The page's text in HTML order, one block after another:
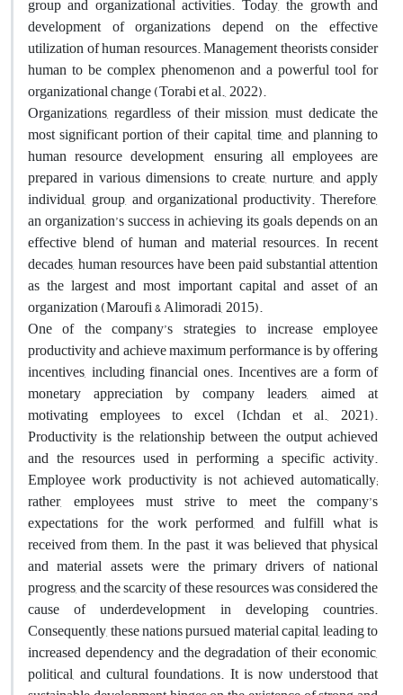
development of organizations depend on the effective
utilization of human resources. Management theorists consider
human to be complex phenomenon and a powerful tool for
organizational change (Torabi et al., 2022).
Organizations, regardless of their mission, must dedicate the
most significant portion of their capital, time, and planning to
human resource development, ensuring all employees are
prepared in various dimensions to create, nurture, and apply
individual, group, and organizational productivity. Therefore,
an organization’s success in achieving its goals depends on an
effective blend of human and material resources. In recent
decades, human resources have been paid substantial attention
as the largest and most important capital and asset of an
organization (Maroufi & Alimoradi, 2015).
One of the company’s strategies to increase employee
productivity and achieve maximum performance is by offering
incentives, including financial ones. Incentives are a form of
monetary appreciation by company leaders, aimed at
motivating employees to excel (Ichdan et al., 2021).
Productivity is the relationship between the output achieved
and the resources used in performing a specific activity.
Employee work productivity is not achieved automatically;
rather, employees must strive to meet the company’s
expectations for the work performed, and fulfill what is
received from them. In the past, it was believed that physical
and material assets were the primary drivers of national
progress, and the scarcity of these resources was considered the
cause of underdevelopment in developing countries.
Consequently, these nations pursued material capital, leading to
increased dependency and the degradation of their economic,
political, and cultural foundations. It is now understood that